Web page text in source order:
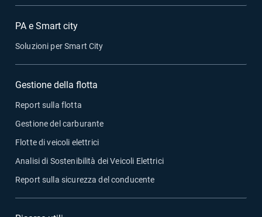
PA e Smart city
Soluzioni per Smart City
Gestione della flotta
Report sulla flotta
Gestione del carburante
Flotte di veicoli elettrici
Analisi di Sostenibilità dei Veicoli Elettrici
Report sulla sicurezza del conducente